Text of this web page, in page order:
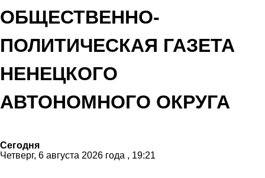
ОБЩЕСТВЕННО-
ПОЛИТИЧЕСКАЯ ГАЗЕТА
НЕНЕЦКОГО
АВТОНОМНОГО ОКРУГА
Сегодня
Четверг, 6 августа 2026 года , 19:21